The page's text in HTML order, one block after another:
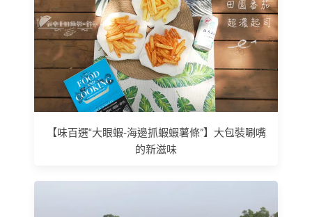
【味百選“大眼蝦-海邊抓蝦蝦薯條”】大包裝唰嘴
的新滋味